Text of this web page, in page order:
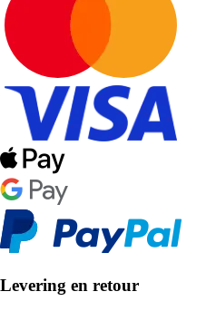
Levering en retour